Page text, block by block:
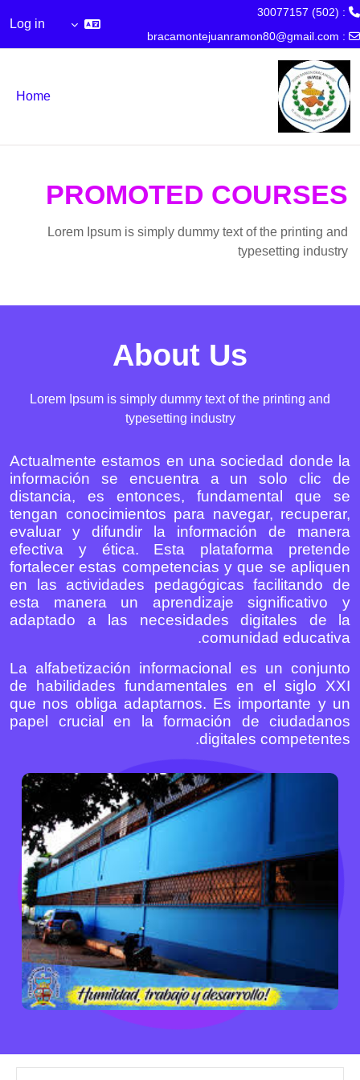
: (502) 30077157
:
bracamontejuanramon80@gmail.com
Log in
Home
PROMOTED COURSES
Lorem Ipsum is simply dummy text of the printing and
typesetting industry
About Us
Lorem Ipsum is simply dummy text of the printing and
typesetting industry
Actualmente estamos en una sociedad donde la
información se encuentra a un solo clic de
distancia, es entonces, fundamental que se
tengan conocimientos para navegar, recuperar,
evaluar y difundir la información de manera
efectiva y ética. Esta plataforma pretende
fortalecer estas competencias y que se apliquen
en las actividades pedagógicas facilitando de
esta manera un aprendizaje significativo y
adaptado a las necesidades digitales de la
comunidad educativa.
La alfabetización informacional es un conjunto
de habilidades fundamentales en el siglo XXI
que nos obliga adaptarnos. Es importante y un
papel crucial en la formación de ciudadanos
digitales competentes.